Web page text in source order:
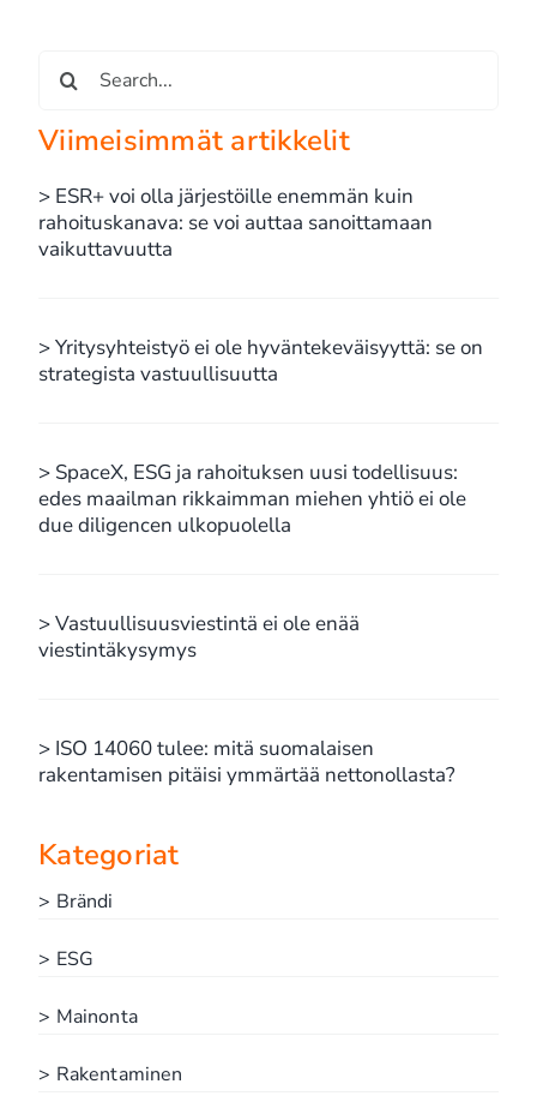
Etsi
Viimeisimmät artikkelit
> ESR+ voi olla järjestöille enemmän kuin
rahoituskanava: se voi auttaa sanoittamaan
vaikuttavuutta
> Yritysyhteistyö ei ole hyväntekeväisyyttä: se on
strategista vastuullisuutta
> SpaceX, ESG ja rahoituksen uusi todellisuus:
edes maailman rikkaimman miehen yhtiö ei ole
due diligencen ulkopuolella
> Vastuullisuusviestintä ei ole enää
viestintäkysymys
> ISO 14060 tulee: mitä suomalaisen
rakentamisen pitäisi ymmärtää nettonollasta?
Kategoriat
> Brändi
> ESG
> Mainonta
> Rakentaminen